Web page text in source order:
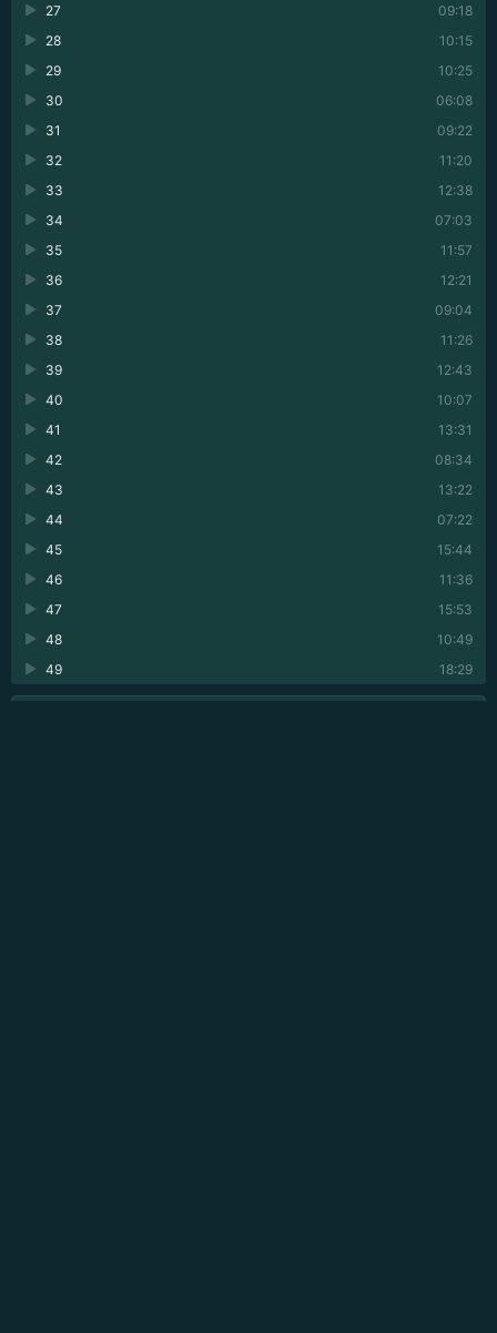
09:18
27
10:15
28
10:25
29
06:08
30
09:22
31
11:20
32
12:38
33
07:03
34
11:57
35
12:21
36
09:04
37
11:26
38
12:43
39
10:07
40
13:31
41
08:34
42
13:22
43
07:22
44
15:44
45
11:36
46
15:53
47
10:49
48
18:29
49